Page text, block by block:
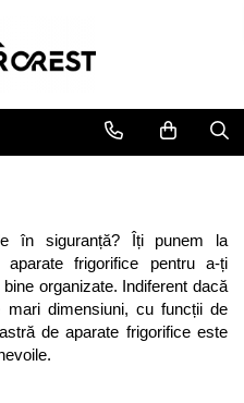
în siguranță? Îți punem la
frigorifice pentru a-ți
organizate. Indiferent dacă
dimensiuni, cu funcții de
de aparate frigorifice este